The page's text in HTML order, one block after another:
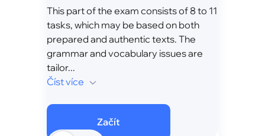
This part of the exam consists of 8 to 11
tasks, which may be based on both
prepared and authentic texts. The
grammar and vocabulary issues are
tailor...
Číst více
Začít